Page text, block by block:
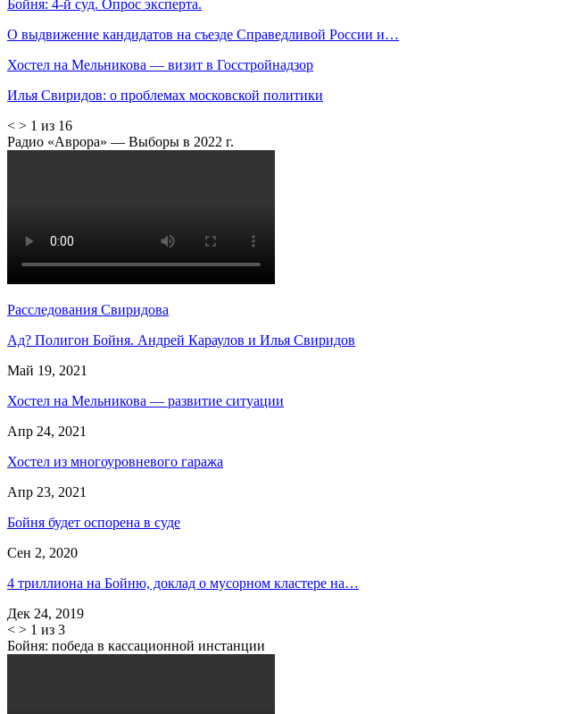
Бойня: 4-й суд. Опрос эксперта.
О выдвижение кандидатов на съезде Справедливой России и…
Хостел на Мельникова — визит в Госстройнадзор
Илья Свиридов: о проблемах московской политики
< > 1 из 16
Радио «Аврора» — Выборы в 2022 г.
Расследования Свиридова
Ад? Полигон Бойня. Андрей Караулов и Илья Свиридов
Май 19, 2021
Хостел на Мельникова — развитие ситуации
Апр 24, 2021
Хостел из многоуровневого гаража
Апр 23, 2021
Бойня будет оспорена в суде
Сен 2, 2020
4 триллиона на Бойню, доклад о мусорном кластере на…
Дек 24, 2019
< > 1 из 3
Бойня: победа в кассационной инстанции